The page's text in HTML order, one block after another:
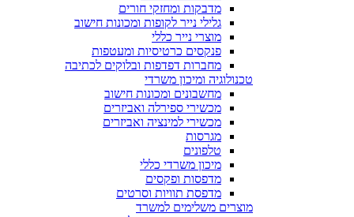
מדבקות ומחזקי חורים
גלילי נייר לקופות ומכונות חישוב
מוצרי נייר כללי
פנקסים כרטיסיות ומעטפות
מחברות דפדפות ובלוקים לכתיבה
טכנולוגיה ומיכון משרדי
מחשבונים ומכונות חישוב
מכשירי ספירלה ואביזרים
מכשירי למינציה ואביזרים
מגרסות
טלפונים
מיכון משרדי כללי
מדפסות ופקסים
מדפסת תוויות וסרטים
מוצרים משלימים למשרד